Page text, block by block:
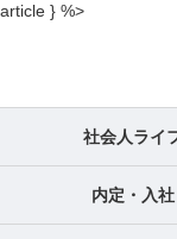
article } %>
社会人ライ
内定・入社